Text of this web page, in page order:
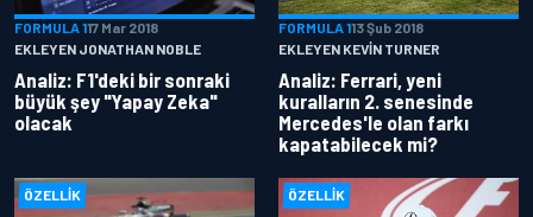
FORMULA 117 Mar 2018
EKLEYEN JONATHAN NOBLE
Analiz: F1'deki bir sonraki
büyük şey "Yapay Zeka"
olacak
FORMULA 113 Şub 2018
EKLEYEN KEVIN TURNER
Analiz: Ferrari, yeni
kuralların 2. senesinde
Mercedes'le olan farkı
kapatabilecek mi?
ÖZELLIK ÖZELLIK